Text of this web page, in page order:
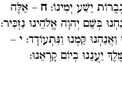
יֵשַׁע יְמִינוֹ: ח – אֵלֶּה
בְּשֵׁם יְהוָה אֱלֹהֵינוּ נַזְכִּיר:
קַּמְנוּ וַנִּתְעוֹדָד: י –
יַעֲנֵנוּ בְיוֹם קָרְאֵנוּ: